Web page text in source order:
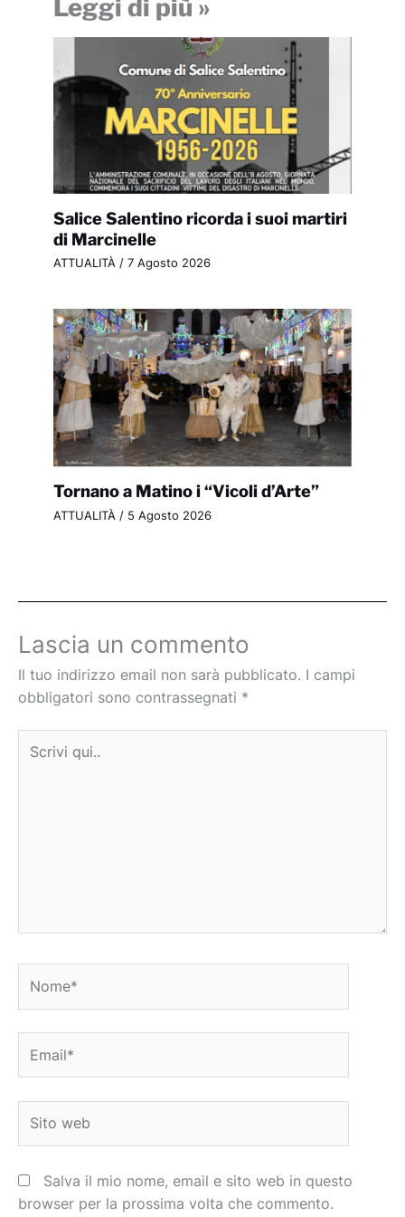
Leggi di più »
Salice Salentino ricorda i suoi martiri
di Marcinelle
ATTUALITÀ/ 7 Agosto 2026
Tornano a Matino i “Vicoli d’Arte”
ATTUALITÀ / 5 Agosto 2026
Lascia un commento
Il tuo indirizzo email non sarà pubblicato. I campi
obbligatori sono contrassegnati *
qui..
web
Salva il mio nome, email e sito web in questo
browser per la prossima volta che commento.